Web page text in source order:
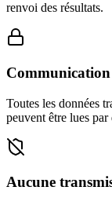
renvoi des résultats.
Toutes les données
peuvent être lues par
Aucune